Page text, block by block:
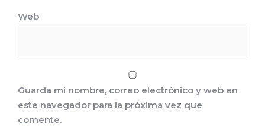
Web
Guarda mi nombre, correo electrónico y web en
este navegador para la próxima vez que
comente.